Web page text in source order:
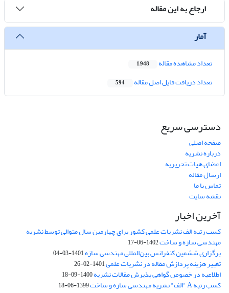
ارجاع به این مقاله
آمار
تعداد مشاهده مقاله 1,948
تعداد دریافت فایل اصل مقاله 594
دسترسی سریع
صفحه اصلی
درباره نشریه
اعضای هیات تحریریه
ارسال مقاله
تماس با ما
نقشه سایت
آخرین اخبار
کسب رتبه الف نشریات علمی کشور برای چهارمین سال متوالی توسط نشریه
مهندسی سازه و ساخت1402-06-17
برگزاری ششمین کنفرانس بین‌المللی مهندسی سازه1401-03-04
تغییر هزینه پردازش مقاله در نشریات علمی1401-02-26
اطلاعیه در خصوص گواهی پذیرش مقالات نشریه1400-09-18
کسب رتبه A "الف" نشریه مهندسی سازه و ساخت 1399-06-18